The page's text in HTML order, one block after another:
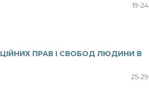
19-24
ПРАВ І СВОБОД ЛЮДИНИ В
25-29